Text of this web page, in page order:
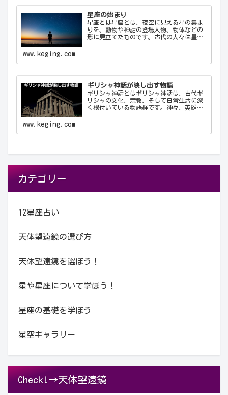
星座の始まり
星座とは星座とは、夜空に見える星の集ま
りを、動物や神話の登場人物、物体などの
形に見立てたものです。古代の人々は星を
おいて重要な役…
www.keging.com
ギリシャ神話が映し出す物語
ギリシャ神話とはギリシャ神話は、古代ギ
リシャの文化、宗教、そして日常生活に深
く根付いている物語群です。神々、英雄、
哲学に多大な…
www.keging.com
カテゴリー
12星座占い
天体望遠鏡の選び方
天体望遠鏡を選ぼう！
星や星座について学ぼう！
星座の基礎を学ぼう
星空ギャラリー
Check!→天体望遠鏡